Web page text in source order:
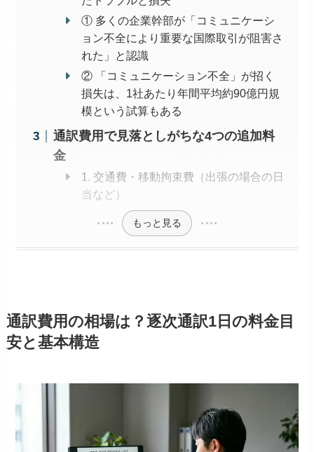
① 多くの企業幹部が「コミュニケーシ
ョン不全により重要な国際取引が阻害さ
れた」と認識
② 「コミュニケーション不全」が招く
損失は、1社あたり年間平均約90億円規
模という試算もある
通訳費用で見落としがちな4つの追加料
金
1. 交通費・移動拘束費（出張の場合の日
当など）
もっと見る
通訳費用の相場は？逐次通訳1日の料金目
安と基本構造